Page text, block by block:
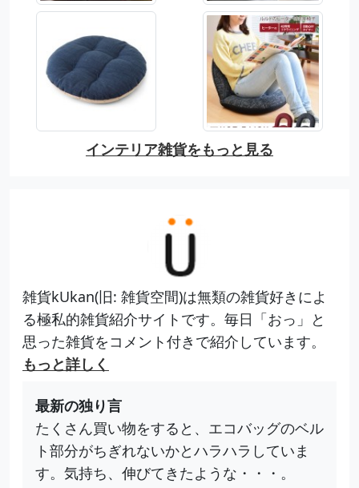
インテリア雑貨をもっと見る
雑貨kUkan(旧: 雑貨空間)は無類の雑貨好きによ
る極私的雑貨紹介サイトです。毎日「おっ」と
思った雑貨をコメント付きで紹介しています。
もっと詳しく
最新の独り言
たくさん買い物をすると、エコバッグのベル
ト部分がちぎれないかとハラハラしていま
す。気持ち、伸びてきたような・・・。